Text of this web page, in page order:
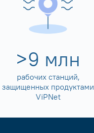
>10 млн
рабочих станций,
защищенных продуктами
ViPNet